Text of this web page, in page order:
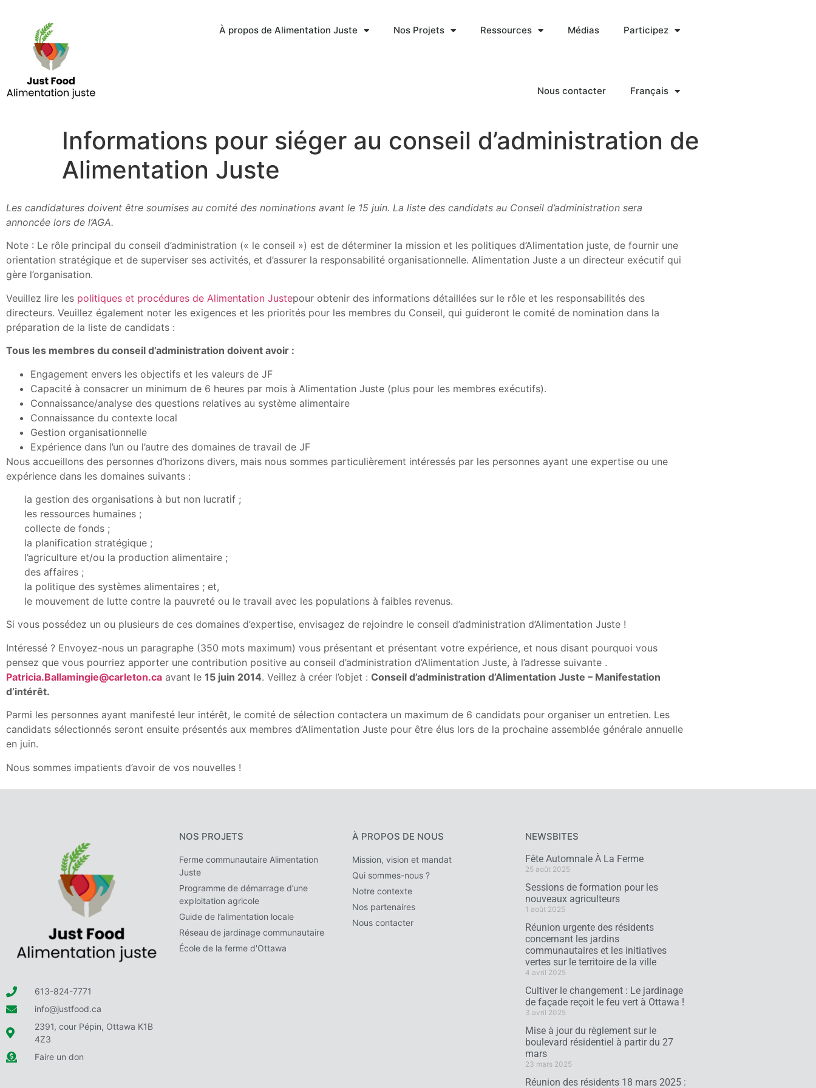
À propos de Alimentation Juste Nos Projets Ressources Médias Participez
Nous contacter Français
Informations pour siéger au conseil d’administration de
Alimentation Juste
Les candidatures doivent être soumises au comité des nominations avant le 15 juin. La liste des candidats au Conseil d’administration sera
annoncée lors de l’AGA.
Note : Le rôle principal du conseil d’administration (« le conseil ») est de déterminer la mission et les politiques d’Alimentation juste, de fournir une
orientation stratégique et de superviser ses activités, et d’assurer la responsabilité organisationnelle. Alimentation Juste a un directeur exécutif qui
gère l’organisation.
Veuillez lire les politiques et procédures de Alimentation Justepour obtenir des informations détaillées sur le rôle et les responsabilités des
directeurs. Veuillez également noter les exigences et les priorités pour les membres du Conseil, qui guideront le comité de nomination dans la
préparation de la liste de candidats :
Tous les membres du conseil d’administration doivent avoir :
Engagement envers les objectifs et les valeurs de JF
Capacité à consacrer un minimum de 6 heures par mois à Alimentation Juste (plus pour les membres exécutifs).
Connaissance/analyse des questions relatives au système alimentaire
Connaissance du contexte local
Gestion organisationnelle
Expérience dans l’un ou l’autre des domaines de travail de JF
Nous accueillons des personnes d’horizons divers, mais nous sommes particulièrement intéressés par les personnes ayant une expertise ou une
expérience dans les domaines suivants :
la gestion des organisations à but non lucratif ;
les ressources humaines ;
collecte de fonds ;
la planification stratégique ;
l’agriculture et/ou la production alimentaire ;
des affaires ;
la politique des systèmes alimentaires ; et,
le mouvement de lutte contre la pauvreté ou le travail avec les populations à faibles revenus.
Si vous possédez un ou plusieurs de ces domaines d’expertise, envisagez de rejoindre le conseil d’administration d’Alimentation Juste !
Intéressé ? Envoyez-nous un paragraphe (350 mots maximum) vous présentant et présentant votre expérience, et nous disant pourquoi vous
pensez que vous pourriez apporter une contribution positive au conseil d’administration d’Alimentation Juste, à l’adresse suivante .
Patricia.Ballamingie@carleton.ca avant le 15 juin 2014. Veillez à créer l’objet : Conseil d’administration d’Alimentation Juste – Manifestation
d’intérêt.
Parmi les personnes ayant manifesté leur intérêt, le comité de sélection contactera un maximum de 6 candidats pour organiser un entretien. Les
candidats sélectionnés seront ensuite présentés aux membres d’Alimentation Juste pour être élus lors de la prochaine assemblée générale annuelle
en juin.
Nous sommes impatients d’avoir de vos nouvelles !
613-824-7771
info@justfood.ca
2391, cour Pépin, Ottawa K1B
4Z3
Faire un don
NOS PROJETS
Ferme communautaire Alimentation
Juste
Programme de démarrage d’une
exploitation agricole
Guide de l’alimentation locale
Réseau de jardinage communautaire
École de la ferme d'Ottawa
À PROPOS DE NOUS
Mission, vision et mandat
Qui sommes-nous ?
Notre contexte
Nos partenaires
Nous contacter
NEWSBITES
Fête Automnale À La Ferme
25 août 2025
Sessions de formation pour les
nouveaux agriculteurs
1 août 2025
Réunion urgente des résidents
concernant les jardins
communautaires et les initiatives
vertes sur le territoire de la ville
4 avril 2025
Cultiver le changement : Le jardinage
de façade reçoit le feu vert à Ottawa !
3 avril 2025
Mise à jour du règlement sur le
boulevard résidentiel à partir du 27
mars
23 mars 2025
Réunion des résidents 18 mars 2025 :